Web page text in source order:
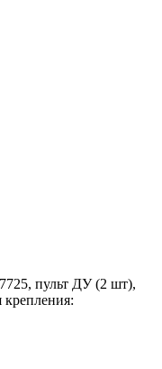
пульт ДУ (2 шт),
крепления: